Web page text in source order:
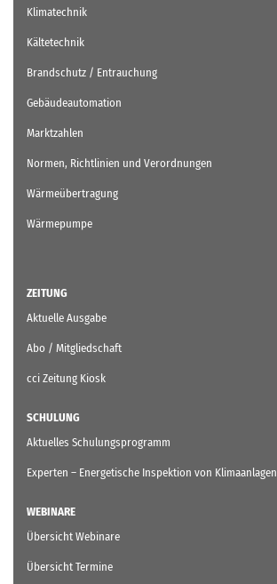
Klimatechnik
Kältetechnik
Brandschutz / Entrauchung
Gebäudeautomation
Marktzahlen
Normen, Richtlinien und Verordnungen
Wärmeübertragung
Wärmepumpe
ZEITUNG
Aktuelle Ausgabe
Abo / Mitgliedschaft
cci Zeitung Kiosk
SCHULUNG
Aktuelles Schulungsprogramm
Experten – Energetische Inspektion von Klimaanlagen
WEBINARE
Übersicht Webinare
Übersicht Termine